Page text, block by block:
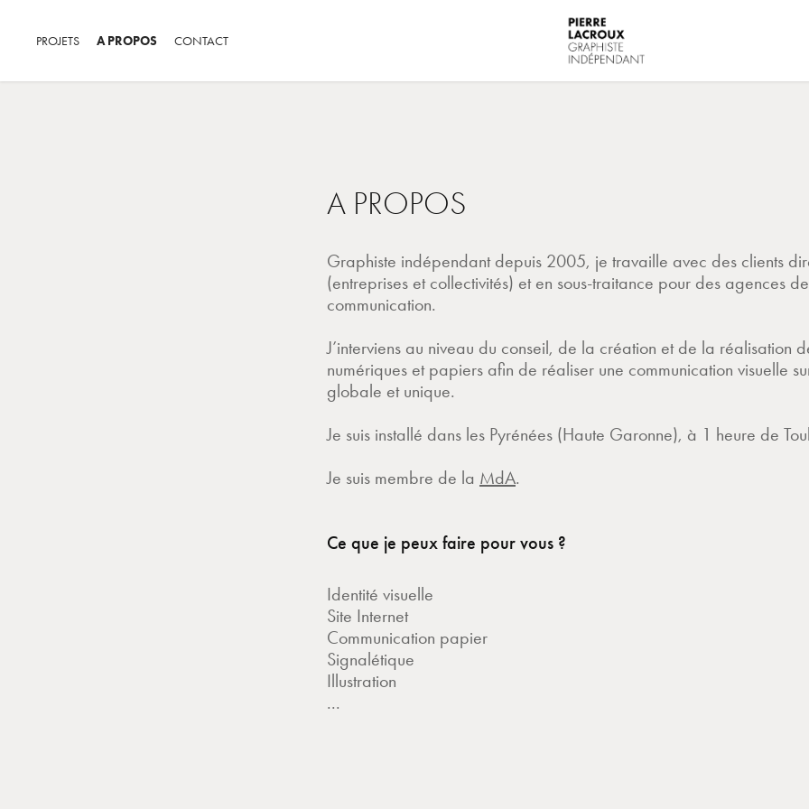
PROJETS A PROPOS CONTACT
A PROPOS
Graphiste indépendant depuis 2005, je travaille avec des clients
(entreprises et collectivités) et en sous-traitance pour des agences de
communication.
J’interviens au niveau du conseil, de la création et de la réalisation
numériques et papiers afin de réaliser une communication visuelle
globale et unique.
Je suis installé dans les Pyrénées (Haute Garonne), à 1 heure de
Je suis membre de la MdA.
Ce que je peux faire pour vous ?
Identité visuelle
Site Internet
Communication papier
Signalétique
Illustration
...